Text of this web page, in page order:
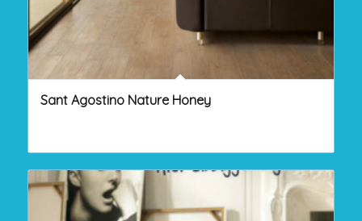
Sant Agostino Nature Honey